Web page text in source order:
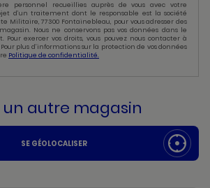
personnel recueillies auprès de vous avec votre
d’un traitement dont le responsable est la société
Militaire, 77300 Fontainebleau, pour vous adresser des
Nous ne conservons pas vos données dans le
exercer vos droits, vous pouvez nous contacter à
Pour plus d’informations sur la protection de vos données
Politique de confidentialité.
autre magasin
SE GÉOLOCALISER